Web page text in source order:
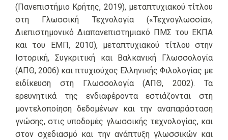
(Πανεπιστήμιο Κρήτης, 2019), μεταπτυχιακού τίτλου
στη Γλωσσική Τεχνολογία («Τεχνογλωσσία»,
Διεπιστημονικό Διαπανεπιστημιακό ΠΜΣ του ΕΚΠΑ
και του ΕΜΠ, 2010), μεταπτυχιακού τίτλου στην
Ιστορική, Συγκριτική και Βαλκανική Γλωσσολογία
(ΑΠΘ, 2006) και πτυχιούχος Ελληνικής Φιλολογίας με
ειδίκευση στη Γλωσσολογία (ΑΠΘ, 2002). Τα
ερευνητικά της ενδιαφέροντα εστιάζονται στη
μοντελοποίηση δεδομένων και την αναπαράσταση
γνώσης, στις υποδομές γλωσσικής τεχνολογίας, και
στον σχεδιασμό και την ανάπτυξη γλωσσικών και